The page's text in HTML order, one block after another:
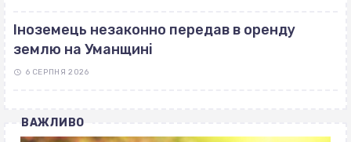
Іноземець незаконно передав в оренду
землю на Уманщині
6 СЕРПНЯ 2026
ВАЖЛИВО